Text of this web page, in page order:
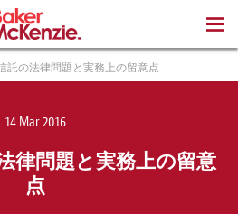
託の法律問題と実務上の留意点
14 Mar 2016
律問題と実務上の留意
点